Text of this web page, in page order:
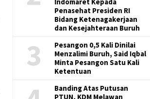
Penasehat Presiden RI
Bidang Ketenagakerjaan
dan Kesejahteraan Buruh
3
Pesangon 0,5 Kali Dinilai
Menzalimi Buruh, Said Iqbal
Minta Pesangon Satu Kali
Ketentuan
Banding Atas Putusan
PTUN, KDM Melawan